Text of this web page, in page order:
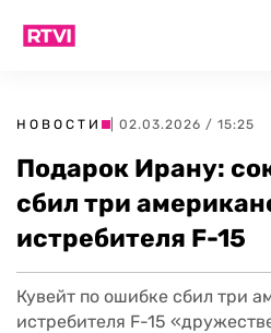
НОВОСТИ | 02.03.2026 / 15:25
Подарок Ирану:
сбил три
истребителя F-15
Кувейт по ошибке сбил три
истребителя F-15